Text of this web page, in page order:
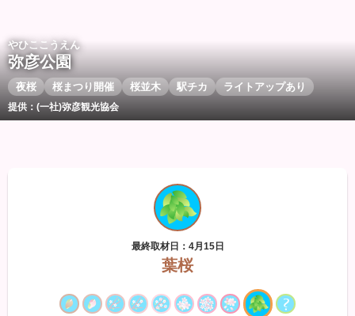
やひここうえん
弥彦公園
夜桜 桜まつり開催 桜並木 駅チカ ライトアップあり
提供：(一社)弥彦観光協会
最終取材日：4月15日
葉桜